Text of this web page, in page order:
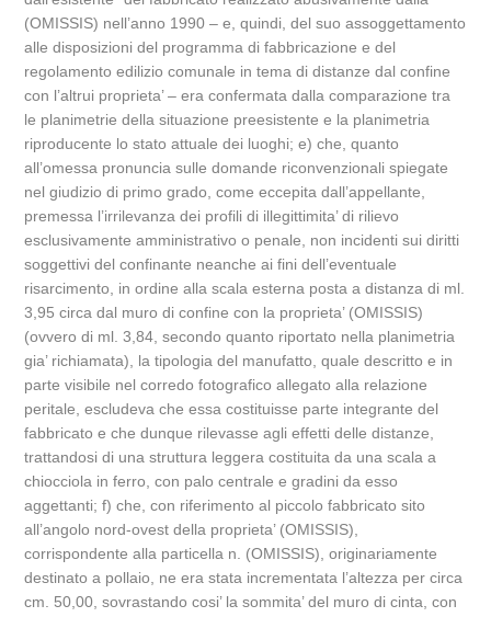
(OMISSIS) nell’anno 1990 – e, quindi, del suo assoggettamento
alle disposizioni del programma di fabbricazione e del
regolamento edilizio comunale in tema di distanze dal confine
con l’altrui proprieta’ – era confermata dalla comparazione tra
le planimetrie della situazione preesistente e la planimetria
riproducente lo stato attuale dei luoghi; e) che, quanto
all’omessa pronuncia sulle domande riconvenzionali spiegate
nel giudizio di primo grado, come eccepita dall’appellante,
premessa l’irrilevanza dei profili di illegittimita’ di rilievo
esclusivamente amministrativo o penale, non incidenti sui diritti
soggettivi del confinante neanche ai fini dell’eventuale
risarcimento, in ordine alla scala esterna posta a distanza di ml.
3,95 circa dal muro di confine con la proprieta’ (OMISSIS)
(ovvero di ml. 3,84, secondo quanto riportato nella planimetria
gia’ richiamata), la tipologia del manufatto, quale descritto e in
parte visibile nel corredo fotografico allegato alla relazione
peritale, escludeva che essa costituisse parte integrante del
fabbricato e che dunque rilevasse agli effetti delle distanze,
trattandosi di una struttura leggera costituita da una scala a
chiocciola in ferro, con palo centrale e gradini da esso
aggettanti; f) che, con riferimento al piccolo fabbricato sito
all’angolo nord-ovest della proprieta’ (OMISSIS),
corrispondente alla particella n. (OMISSIS), originariamente
destinato a pollaio, ne era stata incrementata l’altezza per circa
cm. 50,00, sovrastando cosi’ la sommita’ del muro di cinta, con